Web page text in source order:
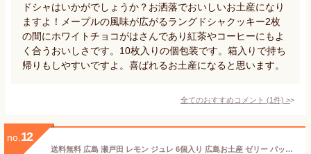
ドシャはいかがでしょうか？お洒落でおいしいお土産になり
ますよ！メープルの風味が広がるラングドシャクッキー2枚
の間にホワイトチョコがはさんであり紅茶やコーヒーにもよ
く合うおいしさです。10枚入りの個包装です。箱入りで持ち
帰りもしやすいですよ。喜ばれるお土産になると思います。
全てのおすすめコメント (1件) >
no. 12
送料無料 広島 瀬戸田 レモン ジュレ 6個入り 広島お土産 ゼリー バッケンモーツアルト お祝いギフト